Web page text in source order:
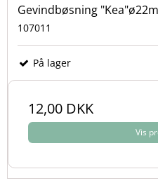
Gevindbøsning
107011
På lager
12,00 DKK
Vis